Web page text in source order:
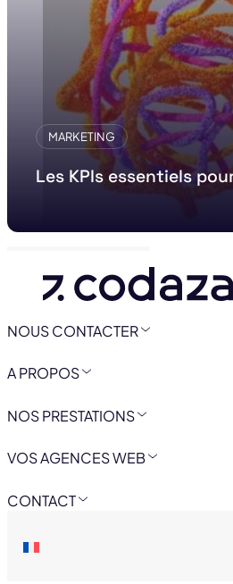
MARKETING
Les KPIs essentiels
NOUS CONTACTER
A PROPOS
NOS PRESTATIONS
VOS AGENCES WEB
CONTACT